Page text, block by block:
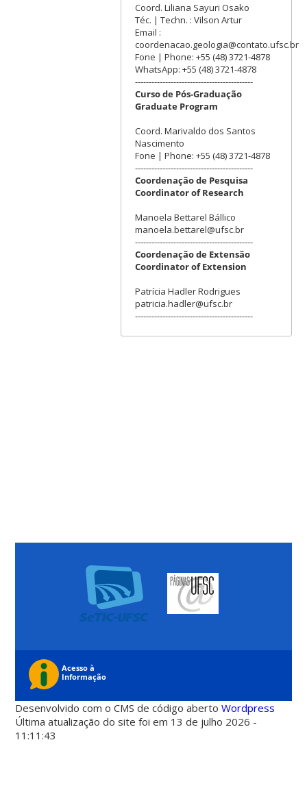
Coord. Liliana Sayuri Osako
Téc. | Techn. : Vilson Artur
Email :
coordenacao.geologia@contato.ufsc.br
Fone | Phone: +55 (48) 3721-4878
WhatsApp: +55 (48) 3721-4878
-------------------------------------------
Curso de Pós-Graduação
Graduate Program
Coord. Marivaldo dos Santos
Nascimento
Fone | Phone: +55 (48) 3721-4878
-------------------------------------------
Coordenação de Pesquisa
Coordinator of Research
Manoela Bettarel Bállico
manoela.bettarel@ufsc.br
-------------------------------------------
Coordenação de Extensão
Coordinator of Extension
Patrícia Hadler Rodrigues
patricia.hadler@ufsc.br
-------------------------------------------
Desenvolvido com o CMS de código abertoWordpress
Última atualização do site foi em 13 de julho 2026 -
11:11:43